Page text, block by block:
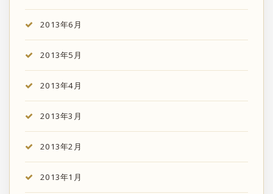
2013年6月
2013年5月
2013年4月
2013年3月
2013年2月
2013年1月